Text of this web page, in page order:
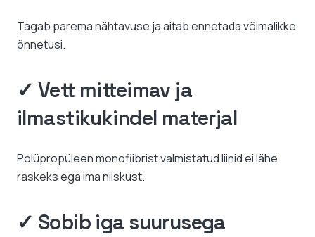
Tagab parema nähtavuse ja aitab ennetada võimalikke
õnnetusi.
✓ Vett mitteimav ja
ilmastikukindel materjal
Polüpropüleen monofiibrist valmistatud liinid ei lähe
raskeks ega ima niiskust.
✓ Sobib iga suurusega